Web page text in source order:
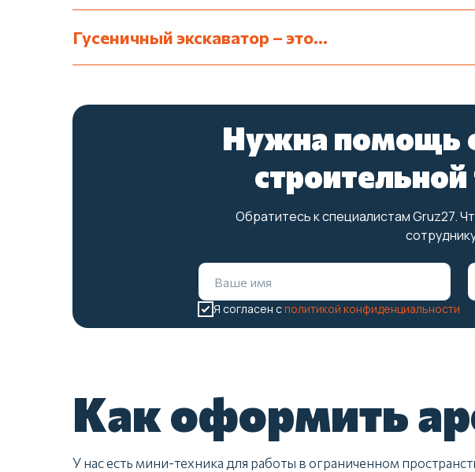
Гусеничный экскаватор – это...
Нужна помощь
Обратитесь к специалистам Gruz27.
Я согласен сполитикой конфиденциальности
Как оформить
У нас есть мини-техника для работы в ограниченном